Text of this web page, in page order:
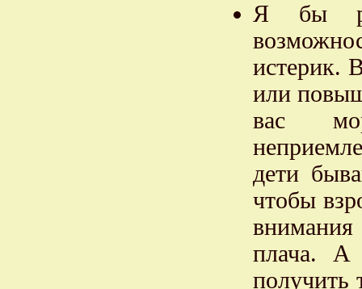
Я бы
истерик.
или
вас
дети
чтобы
внимания
плача. А
получить